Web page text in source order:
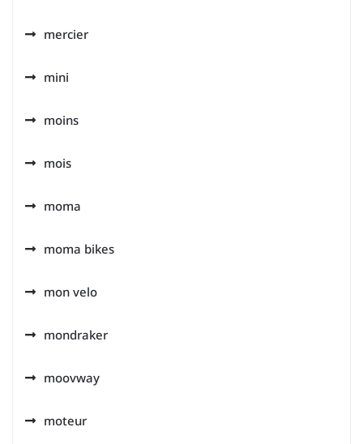
mercier
mini
moins
mois
moma
moma bikes
mon velo
mondraker
moovway
moteur